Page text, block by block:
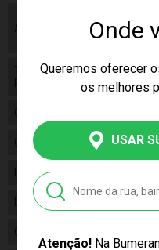
Onde
Queremos oferecer
os melhores
USAR
Atenção!Na
Aviso
mostradas
Tamanho
Produto
19 x 7 cm
Gênero
Categoria N/a
Fabricante Buba
Linha
Código